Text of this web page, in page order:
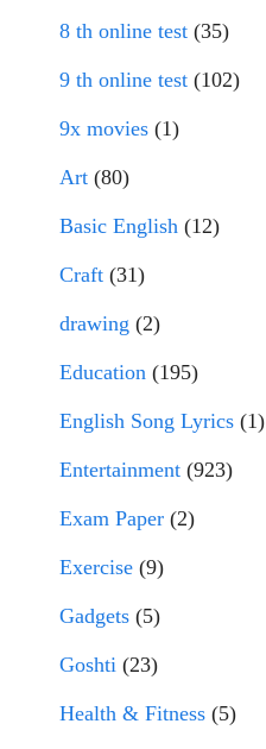
8 th online test (35)
9 th online test (102)
9x movies (1)
Art (80)
Basic English (12)
Craft (31)
drawing (2)
Education (195)
English Song Lyrics (1)
Entertainment (923)
Exam Paper (2)
Exercise (9)
Gadgets (5)
Goshti (23)
Health & Fitness (5)